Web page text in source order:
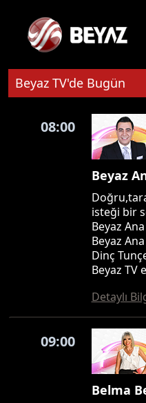
Beyaz TV'de Bugün
08:00
Beyaz
isteği bir
Beyaz
Beyaz
Dinç
Beyaz TV
Detaylı
09:00
Belma